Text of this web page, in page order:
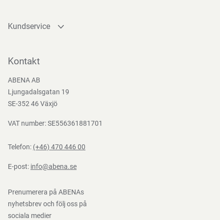
Funktioner
Kundservice
Bli kund
Nedladdningar
Kontakt
ABENA AB
Ljungadalsgatan 19
SE-352 46 Växjö
VAT number: SE556361881701
Telefon: (+46) 470 446 00
E-post: info@abena.se
Prenumerera på ABENAs
nyhetsbrev och följ oss på
sociala medier